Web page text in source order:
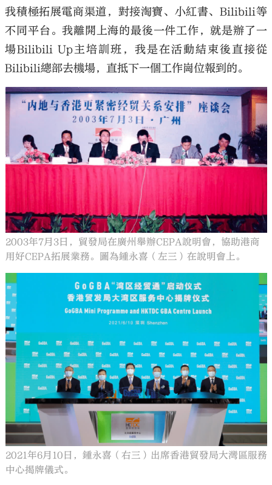
我積極拓展電商渠道，對接淘寶、小紅書、Bilibili等
不同平台。我離開上海的最後一件工作，就是辦了一
場Bilibili Up主培訓班，我是在活動結束後直接從
Bilibili總部去機場，直抵下一個工作崗位報到的。
2003年7月3日，貿發局在廣州舉辦CEPA說明會，協助港商
用好CEPA拓展業務。圖為鍾永喜（左三）在說明會上。
2021年6月10日，鍾永喜（右三）出席香港貿發局大灣區服務
中心揭牌儀式。